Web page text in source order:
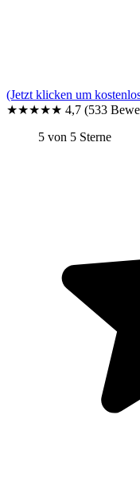
(Jetzt klicken um
★★★★★ 4,7 (533
5 von 5 Sterne